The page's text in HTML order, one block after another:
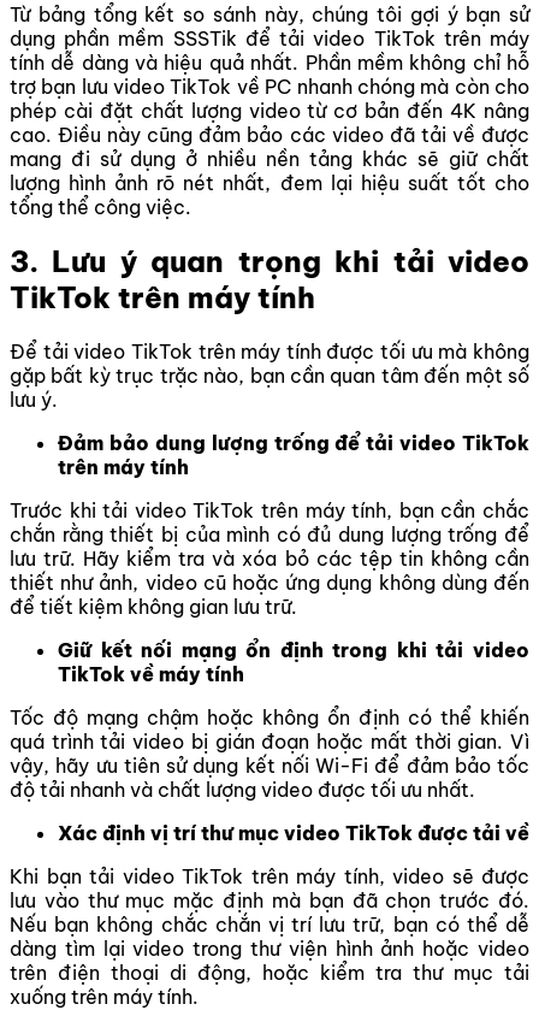
Từ bảng tổng kết so sánh này, chúng tôi gợi ý bạn sử
dụng phần mềm SSSTik để tải video TikTok trên máy
tính dễ dàng và hiệu quả nhất. Phần mềm không chỉ hỗ
trợ bạn lưu video TikTok về PC nhanh chóng mà còn cho
phép cài đặt chất lượng video từ cơ bản đến 4K nâng
cao. Điều này cũng đảm bảo các video đã tải về được
mang đi sử dụng ở nhiều nền tảng khác sẽ giữ chất
lượng hình ảnh rõ nét nhất, đem lại hiệu suất tốt cho
tổng thể công việc.
3. Lưu ý quan trọng khi tải video
TikTok trên máy tính
Để tải video TikTok trên máy tính được tối ưu mà không
gặp bất kỳ trục trặc nào, bạn cần quan tâm đến một số
lưu ý.
Đảm bảo dung lượng trống để tải video TikTok
trên máy tính
Trước khi tải video TikTok trên máy tính, bạn cần chắc
chắn rằng thiết bị của mình có đủ dung lượng trống để
lưu trữ. Hãy kiểm tra và xóa bỏ các tệp tin không cần
thiết như ảnh, video cũ hoặc ứng dụng không dùng đến
để tiết kiệm không gian lưu trữ.
Giữ kết nối mạng ổn định trong khi tải video
TikTok về máy tính
Tốc độ mạng chậm hoặc không ổn định có thể khiến
quá trình tải video bị gián đoạn hoặc mất thời gian. Vì
vậy, hãy ưu tiên sử dụng kết nối Wi-Fi để đảm bảo tốc
độ tải nhanh và chất lượng video được tối ưu nhất.
Xác định vị trí thư mục video TikTok được tải về
Khi bạn tải video TikTok trên máy tính, video sẽ được
lưu vào thư mục mặc định mà bạn đã chọn trước đó.
Nếu bạn không chắc chắn vị trí lưu trữ, bạn có thể dễ
dàng tìm lại video trong thư viện hình ảnh hoặc video
trên điện thoại di động, hoặc kiểm tra thư mục tải
xuống trên máy tính.